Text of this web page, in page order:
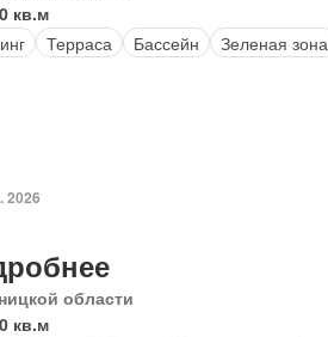
кв.м
Терраса Бассейн Зеленая зона
2026
области
кв.м